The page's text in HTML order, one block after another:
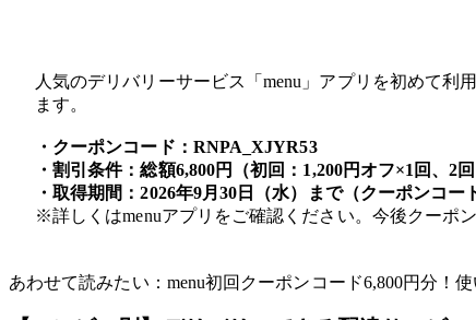
人気のデリバリーサービス「menu」アプリを初めて利
ます。
・クーポンコード：RNPA_XJYR53
・割引条件：総額6,800円（初回：1,200円オフ×1回、2
・取得期間：2026年9月30日（水）まで（クーポンコー
※詳しくはmenuアプリをご確認ください。今後クーポ
あわせて読みたい：menu初回クーポンコード6,800円分！